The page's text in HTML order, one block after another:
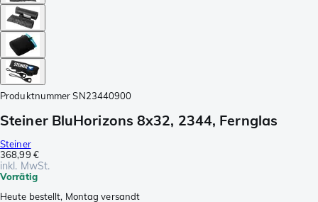
Produktnummer SN23440900
Steiner BluHorizons 8x32, 2344, Fernglas
Steiner
368,99 €
inkl. MwSt.
Vorrätig
Heute bestellt, Montag versandt